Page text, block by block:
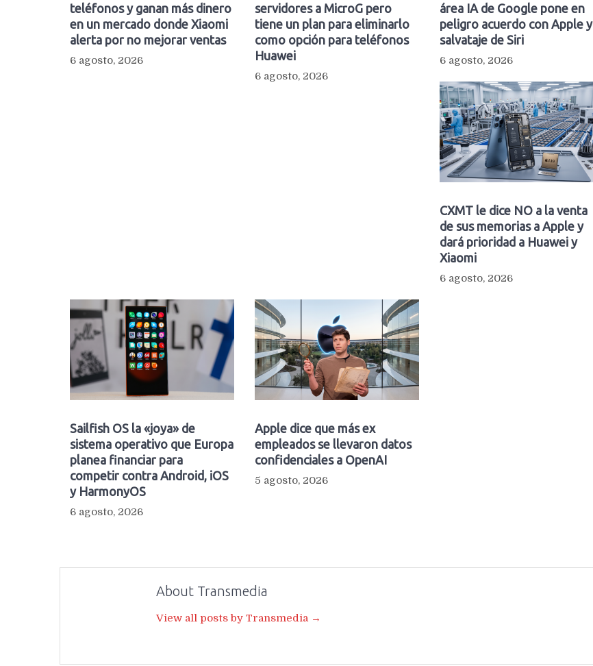
teléfonos y ganan más dinero
en un mercado donde Xiaomi
alerta por no mejorar ventas
6 agosto, 2026
servidores a MicroG pero
tiene un plan para eliminarlo
como opción para teléfonos
Huawei
6 agosto, 2026
área IA de Google pone en
peligro acuerdo con Apple y
salvataje de Siri
6 agosto, 2026
CXMT le dice NO a la venta
de sus memorias a Apple y
dará prioridad a Huawei y
Xiaomi
6 agosto, 2026
Sailfish OS la «joya» de
sistema operativo que Europa
planea financiar para
competir contra Android, iOS
y HarmonyOS
6 agosto, 2026
Apple dice que más ex
empleados se llevaron datos
confidenciales a OpenAI
5 agosto, 2026
About Transmedia
View all posts by Transmedia →